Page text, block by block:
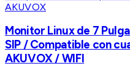
AKUVOX
Monitor Linux de 7
SIP / Compatible con
AKUVOX / WIFI